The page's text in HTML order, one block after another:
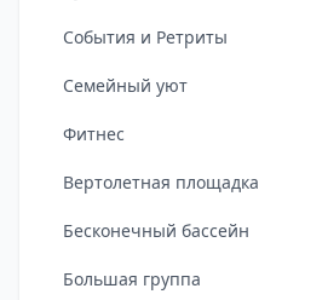
События и Ретриты
Семейный уют
Фитнес
Вертолетная площадка
Бесконечный бассейн
Большая группа